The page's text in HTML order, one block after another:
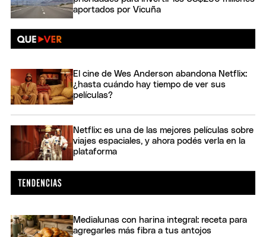
aportados por Vicuña
El cine de Wes Anderson abandona Netflix:
¿hasta cuándo hay tiempo de ver sus
películas?
Netflix: es una de las mejores películas sobre
viajes espaciales, y ahora podés verla en la
plataforma
Medialunas con harina integral: receta para
agregarles más fibra a tus antojos